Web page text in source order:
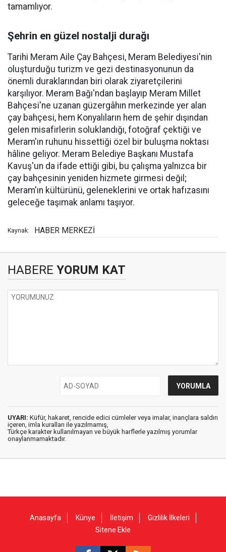
tamamlıyor.
Şehrin en güzel nostalji durağı
Tarihi Meram Aile Çay Bahçesi, Meram Belediyesi'nin
oluşturduğu turizm ve gezi destinasyonunun da
önemli duraklarından biri olarak ziyaretçilerini
karşılıyor. Meram Bağı'ndan başlayıp Meram Millet
Bahçesi'ne uzanan güzergâhın merkezinde yer alan
çay bahçesi, hem Konyalıların hem de şehir dışından
gelen misafirlerin soluklandığı, fotoğraf çektiği ve
Meram'ın ruhunu hissettiği özel bir buluşma noktası
hâline geliyor. Meram Belediye Başkanı Mustafa
Kavuş'un da ifade ettiği gibi, bu çalışma yalnızca bir
çay bahçesinin yeniden hizmete girmesi değil;
Meram'ın kültürünü, geleneklerini ve ortak hafızasını
geleceğe taşımak anlamı taşıyor.
Kaynak: HABER MERKEZİ
HABERE YORUM KAT
UYARI: Küfür, hakaret, rencide edici cümleler veya imalar, inançlara saldırı
içeren, imla kuralları ile yazılmamış,
Türkçe karakter kullanılmayan ve büyük harflerle yazılmış yorumlar
onaylanmamaktadır.
Anasayfa Künye İletişim
Gizlilik İlkeleri
Sitene Ekle